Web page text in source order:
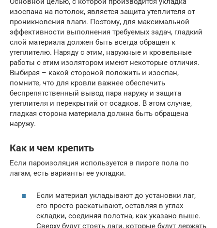
изоспана на потолок, является защита утеплителя от
проникновения влаги. Поэтому, для максимальной
эффективности выполнения требуемых задач, гладкий
слой материала должен быть всегда обращен к
утеплителю. Наряду с этим, наружные и кровельные
работы с этим изолятором имеют некоторые отличия.
Выбирая – какой стороной положить и изоспан,
помните, что для кровли важнее обеспечить
беспрепятственный вывод пара наружу и защита
утеплителя и перекрытий от осадков. В этом случае,
гладкая сторона материала должна быть обращена
наружу.
Как и чем крепить
Если пароизоляция используется в пироге пола по
лагам, есть варианты ее укладки.
Если материал укладывают до установки лаг,
его просто раскатывают, оставляя в углах
складки, соединяя полотна, как указано выше.
Сверху будут стоять лаги, которые будут держать